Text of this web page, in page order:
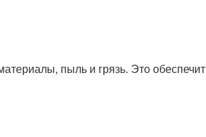
пыль и грязь. Это